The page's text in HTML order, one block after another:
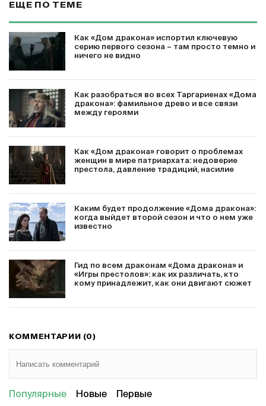
ЕЩЕ ПО ТЕМЕ
Как «Дом дракона» испортил ключевую
серию первого сезона – там просто темно и
ничего не видно
Как разобраться во всех Таргариенах «Дома
дракона»: фамильное древо и все связи
между героями
Как «Дом дракона» говорит о проблемах
женщин в мире патриархата: недоверие
престола, давление традиций, насилие
Каким будет продолжение «Дома дракона»:
когда выйдет второй сезон и что о нем уже
известно
Гид по всем драконам «Дома дракона» и
«Игры престолов»: как их различать, кто
кому принадлежит, как они двигают сюжет
КОММЕНТАРИИ (0)
Популярные Новые Первые